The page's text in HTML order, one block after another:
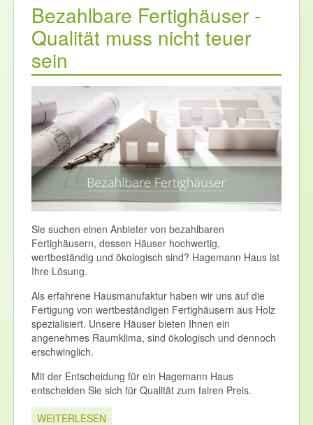
Bezahlbare Fertighäuser -
Qualität muss nicht teuer
sein
Sie suchen einen Anbieter von bezahlbaren
Fertighäusern, dessen Häuser hochwertig,
wertbeständig und ökologisch sind? Hagemann Haus ist
Ihre Lösung.
Als erfahrene Hausmanufaktur haben wir uns auf die
Fertigung von wertbeständigen Fertighäusern aus Holz
spezialisiert. Unsere Häuser bieten Ihnen ein
angenehmes Raumklima, sind ökologisch und dennoch
erschwinglich.
Mit der Entscheidung für ein Hagemann Haus
entscheiden Sie sich für Qualität zum fairen Preis.
WEITERLESEN